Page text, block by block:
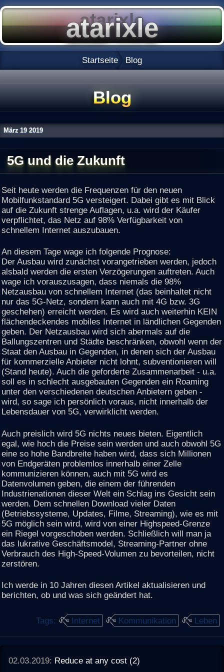
Startseite Blog
Blog
März 19 2019
5G und die Zukunft
Seit heute werden die Frequenzen für den neuen
Mobilfunkstandard 5G versteigert. Dabei gibt es mit Blick
auf die Zukunft strenge Auflagen, u.a. wird der Käufer
verpflichtet, das Netz auf 98% Verfügbarkeit von
schnellem Internet auszubauen.
An diesem Tage wage ich folgende Prognose:
Der Ausbau wird zunächst vorangetrieben werden, jedoch
alsbald werden die ersten Verzögerungen auftreten. Auch
wage ich vorauszusagen, dass niemals die 98%
Netzausbau von schnellem Internet (das beinhaltet nicht
nur das 5G-Netz, sondern kann auch mit 4G bzw. 3G
geschehen) erreicht werden. Es wird auch weiterhin KEIN
flächendeckendes mobiles Internet in ländlichen Gegenden
geben. Der Netzausbau wird sich abermals auf die
Ballungszentren und Städte beschränken, obwohl wenn der
Staat den Ausbau in Gegenden, in denen sich der Ausbau
für kommerzielle Anbieter nicht lohnt, subventionieren will
(Stand heute). Auch die geforderte Zusammenarbeit - u.a.
soll es in schlecht ausgebauten Gegenden ein Roaming
unter den verschiedenen deutschen Anbietern geben -
wird, so sage ich persönlich voraus, nicht innerhalb der
Lebensdauer von 5G, verwirklicht werden.
Auch preislich wird 5G nichts neues bieten. Eigentlich
egal, wie hoch die Preise sein werden und auch obwohl 5G
eine so hohe Bandbreite haben wird, dass sich Millionen
von Endgeräten problemlos innerhalb einer Zelle
kommunizieren können, auch mit 5G wird es
Datenvolumen geben, die einem der führenden
Industrienationen dieser Welt ein Schlag ins Gesicht sein
werden. Dem schnellen Download vieler Daten
(Betriebssysteme, Updates, Filme, Streaming), wie es mit
5G möglich sein wird, wird von einer Highspeed-Grenze
ein Riegel vorgeschoben werden. Schließlich will man ja
das lukrative Geschäftsmodel, Streaming-Partner ohne
Verbrauch des High-Speed-Volumen zu bevorteilen, nicht
zerstören.
Ich werde in 10 Jahren diesen Artikel aktualisieren und
berichten, ob und was sich geändert hat.
Tags: Internet Kommunikation Leben
02.03.2019: Reduce at any cost (2)